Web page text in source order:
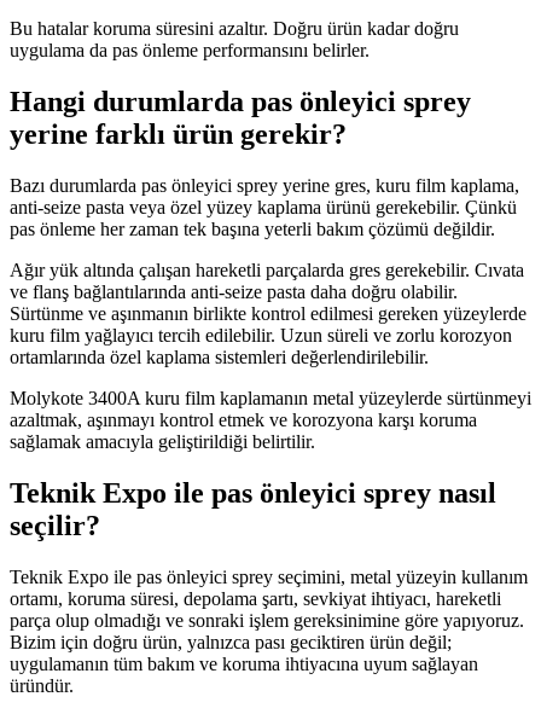
Bu hatalar koruma süresini azaltır. Doğru ürün kadar doğru
uygulama da pas önleme performansını belirler.
Hangi durumlarda pas önleyici sprey
yerine farklı ürün gerekir?
Bazı durumlarda pas önleyici sprey yerine gres, kuru film kaplama,
anti-seize pasta veya özel yüzey kaplama ürünü gerekebilir. Çünkü
pas önleme her zaman tek başına yeterli bakım çözümü değildir.
Ağır yük altında çalışan hareketli parçalarda gres gerekebilir. Cıvata
ve flanş bağlantılarında anti-seize pasta daha doğru olabilir.
Sürtünme ve aşınmanın birlikte kontrol edilmesi gereken yüzeylerde
kuru film yağlayıcı tercih edilebilir. Uzun süreli ve zorlu korozyon
ortamlarında özel kaplama sistemleri değerlendirilebilir.
Molykote 3400A kuru film kaplamanın metal yüzeylerde sürtünmeyi
azaltmak, aşınmayı kontrol etmek ve korozyona karşı koruma
sağlamak amacıyla geliştirildiği belirtilir.
Teknik Expo ile pas önleyici sprey nasıl
seçilir?
Teknik Expo ile pas önleyici sprey seçimini, metal yüzeyin kullanım
ortamı, koruma süresi, depolama şartı, sevkiyat ihtiyacı, hareketli
parça olup olmadığı ve sonraki işlem gereksinimine göre yapıyoruz.
Bizim için doğru ürün, yalnızca pası geciktiren ürün değil;
uygulamanın tüm bakım ve koruma ihtiyacına uyum sağlayan
üründür.